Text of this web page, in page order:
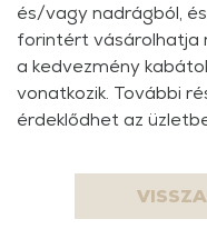
és/vagy nadrágból,
forintért vásárolhatja
a kedvezmény
vonatkozik. További
érdeklődhet az